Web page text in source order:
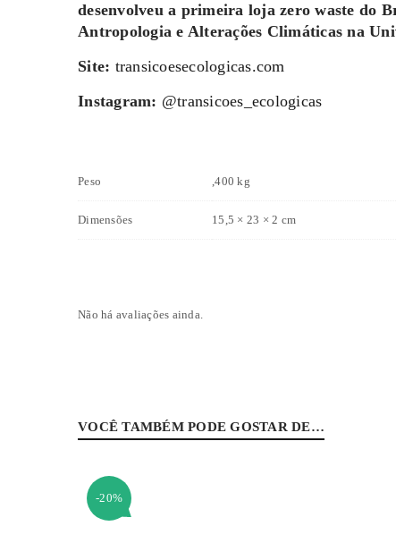
desenvolveu a primeira loja zero waste do
Antropologia e Alterações Climáticas na
Site: transicoesecologicas.com
Instagram: @transicoes_ecologicas
Peso ,400 kg
Dimensões 15,5 × 23 × 2 cm
Não há avaliações ainda.
VOCÊ TAMBÉM PODE GOSTAR DE…
-20%